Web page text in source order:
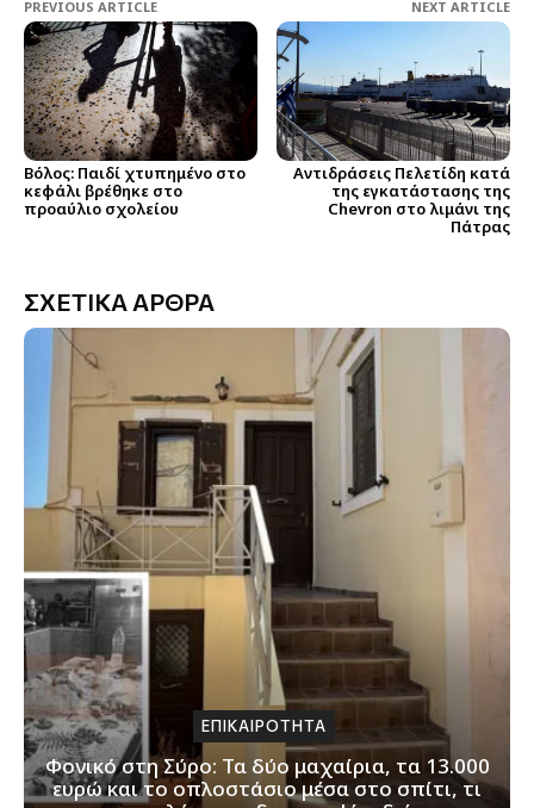
PREVIOUS ARTICLE
Βόλος: Παιδί χτυπημένο στο
κεφάλι βρέθηκε στο
προαύλιο σχολείου
NEXT ARTICLE
Αντιδράσεις Πελετίδη κατά
της εγκατάστασης της
Chevron στο λιμάνι της
Πάτρας
ΣΧΕΤΙΚΑ ΑΡΘΡΑ
ΕΠΙΚΑΙΡΟΤΗΤΑ
Φονικό στη Σύρο: Τα δύο μαχαίρια, τα 13.000
ευρώ και το οπλοστάσιο μέσα στο σπίτι, τι